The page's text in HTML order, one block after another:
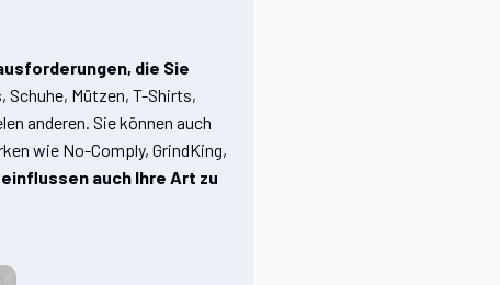
die Sie
Schuhe, Mützen, T-Shirts,
anderen. Sie können auch
wie No-Comply, GrindKing,
auch Ihre Art zu